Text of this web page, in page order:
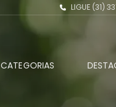
LIGUE (31)
CATEGORIAS